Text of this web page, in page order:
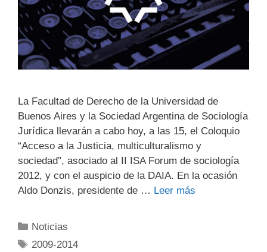
La Facultad de Derecho de la Universidad de
Buenos Aires y la Sociedad Argentina de Sociología
Jurídica llevarán a cabo hoy, a las 15, el Coloquio
“Acceso a la Justicia, multiculturalismo y
sociedad”, asociado al II ISA Forum de sociología
2012, y con el auspicio de la DAIA. En la ocasión
Aldo Donzis, presidente de … Leer más
Noticias
2009-2014